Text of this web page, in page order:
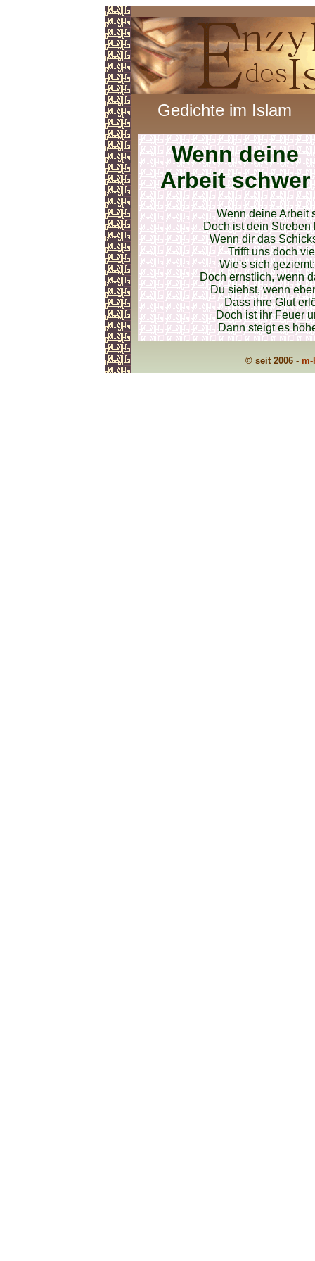
Gedichte im Islam
Wenn deine
Arbeit schwer
Wenn deine Arbeit
Doch ist dein Streben
Wenn dir das
Trifft uns doch
Wie's sich
Doch ernstlich, wenn
Du siehst, wenn
Dass ihre Glut
Doch ist ihr Feuer
Dann steigt es
© seit 2006 -